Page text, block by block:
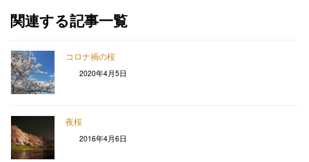
関連する記事一覧
コロナ禍の桜
2020年4月5日
夜桜
2016年4月6日